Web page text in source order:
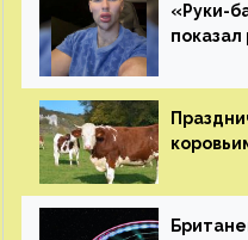
«Руки-
показал